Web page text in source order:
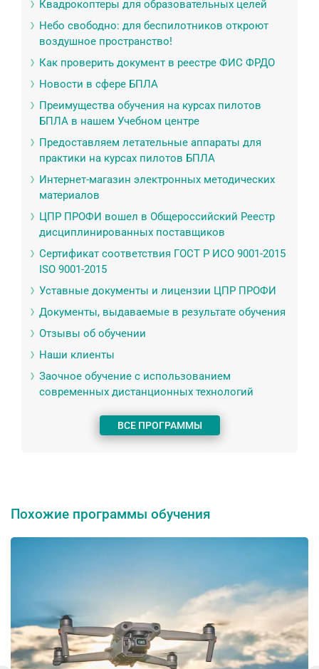
Квадрокоптеры для образовательных целей
Небо свободно: для беспилотников откроют
воздушное пространство!
Как проверить документ в реестре ФИС ФРДО
Новости в сфере БПЛА
Преимущества обучения на курсах пилотов
БПЛА в нашем Учебном центре
Предоставляем летательные аппараты для
практики на курсах пилотов БПЛА
Интернет-магазин электронных методических
материалов
ЦПР ПРОФИ вошел в Общероссийский Реестр
дисциплинированных поставщиков
Сертификат соответствия ГОСТ Р ИСО 9001-2015
ISO 9001-2015
Уставные документы и лицензии ЦПР ПРОФИ
Документы, выдаваемые в результате обучения
Отзывы об обучении
Наши клиенты
Заочное обучение с использованием
современных дистанционных технологий
ВСЕ ПРОГРАММЫ
Похожие программы обучения